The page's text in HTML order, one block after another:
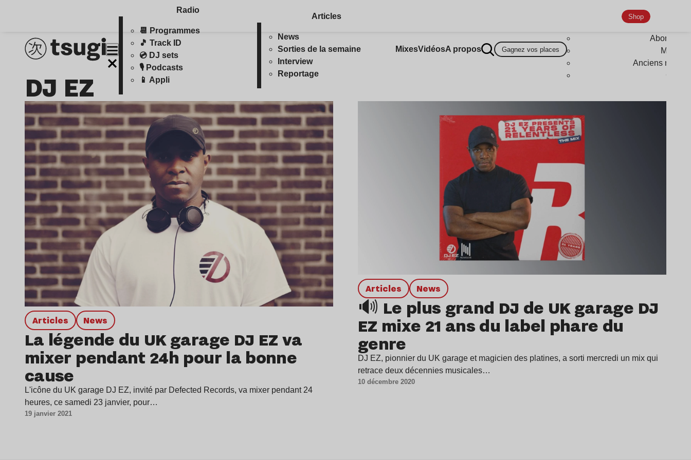
Radio
📆 Programmes
🎵 Track ID
💿 DJ sets
🎙️ Podcasts
📱 Appli
Articles
News
Sorties de la semaine
Interview
Reportage
MixesVidéosA propos Gagnez vos places
Shop
Anciens
DJ EZ
Articles news
La légende du UK garage DJ EZ va
mixer pendant 24h pour la bonne
cause
L'icône du UK garage DJ EZ, invité par Defected Records, va mixer pendant 24
heures, ce samedi 23 janvier, pour…
19 janvier 2021
Articles news
🔊 Le plus grand DJ de UK garage DJ
EZ mixe 21 ans du label phare du
genre
DJ EZ, pionnier du UK garage et magicien des platines, a sorti mercredi un mix qui
retrace deux décennies musicales…
10 décembre 2020